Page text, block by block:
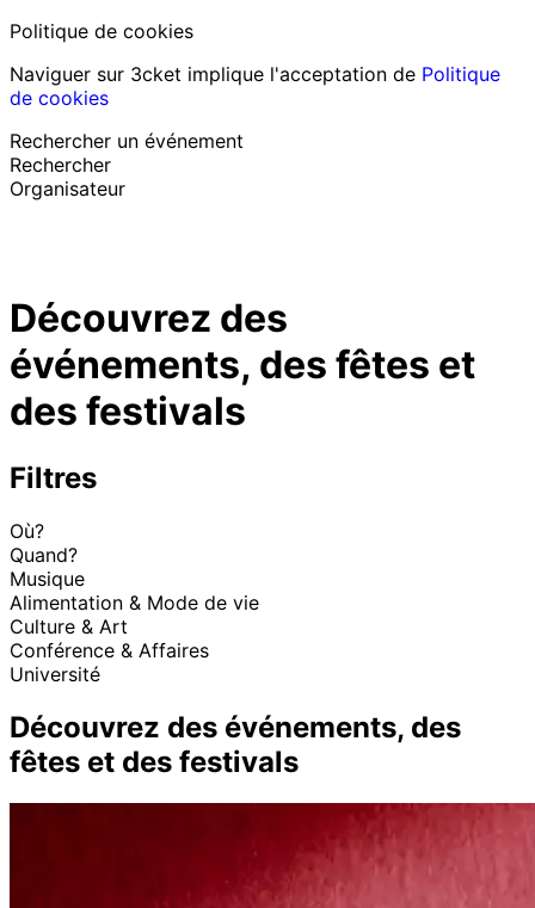
Politique de cookies
Naviguer sur 3cket implique l'acceptation de Politique
de cookies
Rechercher un événement
Rechercher
Organisateur
Assistance au participantJ’ai perdu mon billet
LoginPromouvoir événement
Découvrez des
événements, des fêtes et
des festivals
Filtres
Où?
Quand?
Musique
Alimentation & Mode de vie
Culture & Art
Conférence & Affaires
Université
Découvrez des événements, des
fêtes et des festivals